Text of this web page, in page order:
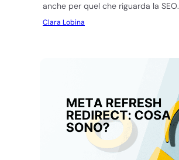
anche per quel che riguarda la
Clara Lobina